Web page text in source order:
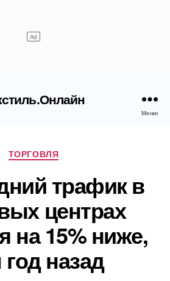
Меню
Рубрики
ТОРГОВЛЯ
трафик в
центрах
на 15% ниже,
назад